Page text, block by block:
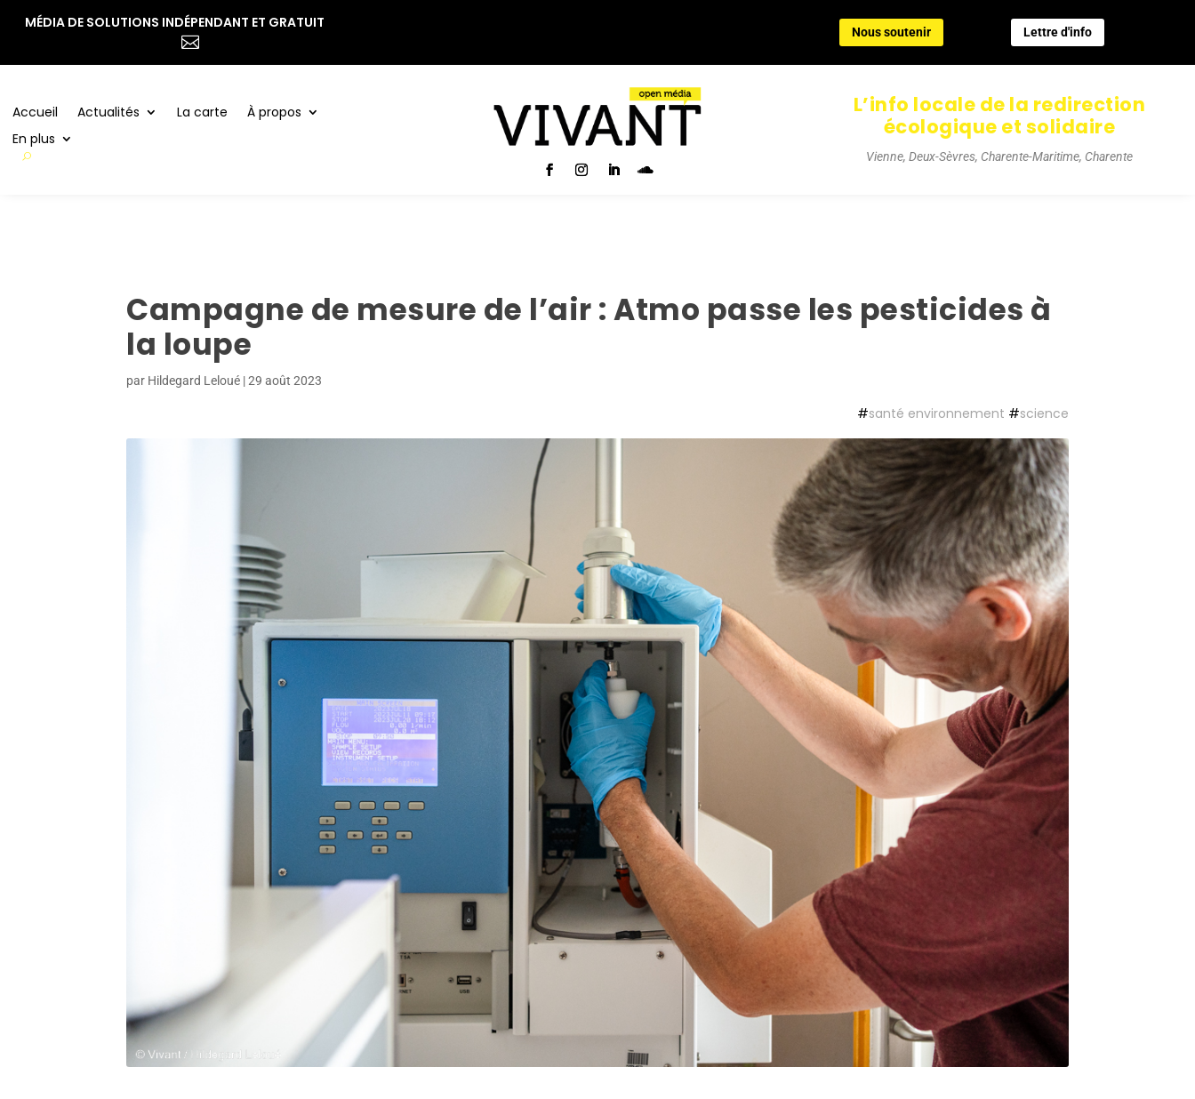
MÉDIA DE SOLUTIONS INDÉPENDANT ET GRATUIT

Nous soutenir Lettre d'info
Accueil Actualités La carte
À propos
En plus
L’info locale de la redirection
écologique et solidaire
Vienne, Deux-Sèvres, Charente-Maritime, Charente
Accueil Actualités La carte
À propos
Nous soutenir Lettre d'info
Campagne de mesure de l’air : Atmo passe les pesticides à
la loupe
par Hildegard Leloué |29 août 2023
#santé environnement #science